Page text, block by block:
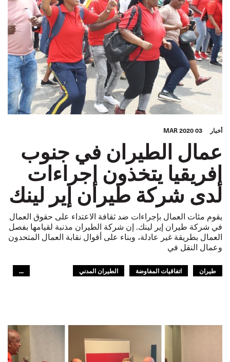
أخبار 03 MAR 2020
عمال الطيران في جنوب
إفريقيا يتخذون إجراءات
لدى شركة طيران إير لينك
يقوم مئات العمال بإجراءات ضد ثقافة الاعتداء على حقوق العمال
في شركة طيران إير لينك. إن شركة الطيران مذنبة لقيامها بفصل
العمال بطريقة غير عادلة، وبناء على أقوال نقابة العمال المتحدون
وعمال النقل في
طيران اتفاقيات المفاوضة
الطيران المدني
...